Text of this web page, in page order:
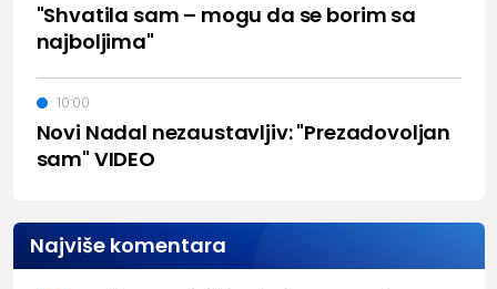
"Shvatila sam – mogu da se borim sa
najboljima"
Novi Nadal nezaustavljiv: "Prezadovoljan
sam" VIDEO
10:00
Najviše komentara